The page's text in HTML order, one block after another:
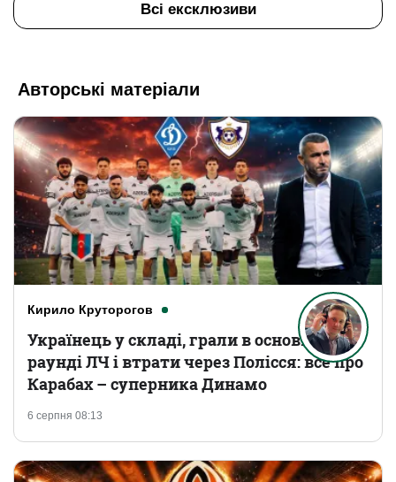
Всі ексклюзиви
Авторські матеріали
Кирило Круторогов
6 серпня 08:13
Українець у складі, грали в основному
раунді ЛЧ і втрати через Полісся: все про
Карабах – суперника Динамо